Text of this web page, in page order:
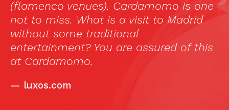
(flamenco venues). Cardamomo is one
not to miss. What is a visit to Madrid
without some traditional
entertainment? You are assured of this
at Cardamomo.
— luxos.com